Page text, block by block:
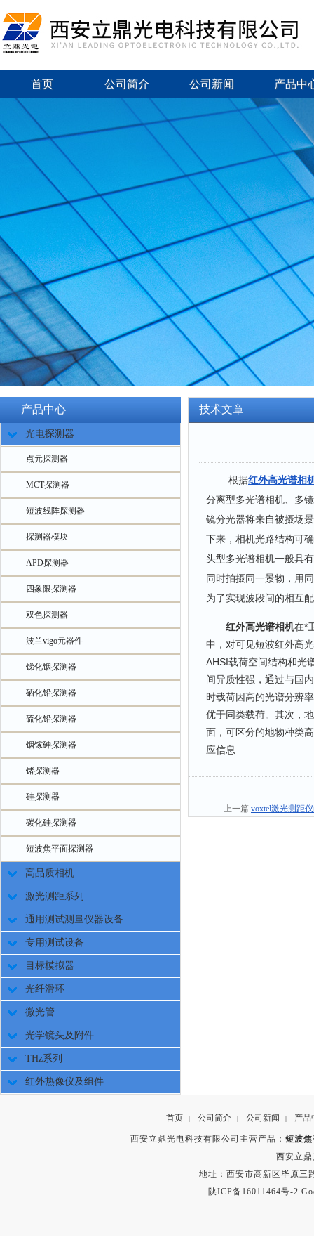
首页 公司简介 公司新闻 产品中
产品中心
光电探测器
点元探测器
MCT探测器
短波线阵探测器
探测器模块
APD探测器
四象限探测器
双色探测器
波兰vigo元器件
锑化铟探测器
硒化铅探测器
硫化铅探测器
铟镓砷探测器
锗探测器
硅探测器
碳化硅探测器
短波焦平面探测器
高品质相机
激光测距系列
通用测试测量仪器设备
专用测试设备
目标模拟器
光纤滑环
微光管
光学镜头及附件
THz系列
红外热像仪及组件
技术文章
根据红外高光谱相
分离型多光谱相机、多
镜分光器将来自被摄场
下来，相机光路结构可
头型多光谱相机一般具
同时拍摄同一景物，用
为了实现波段间的相互
红外高光谱相机在*
中，对可见短波红外高
AHSI载荷空间结构和光
间异质性强，通过与国
时载荷因高的光谱分辨
优于同类载荷。其次，
面，可区分的地物种类
应信息
上一篇 voxtel激光测距
首页 | 公司简介 | 公司新闻 | 产品
西安立鼎光电科技有限公司主营产品： 短波
西安立
地址：西安市高新区毕原三
陕ICP备16011464号-2